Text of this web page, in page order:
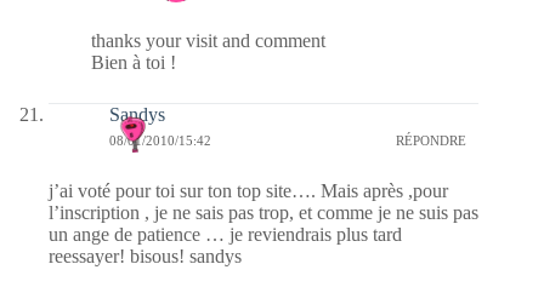
thanks your visit and comment
Bien à toi !
Sandys
08/01/2010/15:42 RÉPONDRE
j’ai voté pour toi sur ton top site…. Mais après ,pour
l’inscription , je ne sais pas trop, et comme je ne suis pas
un ange de patience … je reviendrais plus tard
reessayer! bisous! sandys